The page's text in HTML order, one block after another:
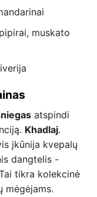
muskato
atspindi
Khadlaj.
įkūnija kvepalų
dangtelis -
tikra kolekcinė
mėgėjams.